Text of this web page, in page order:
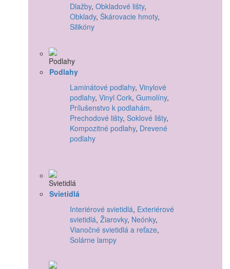
Dlažby, Obkladové lišty,
Obklady, Škárovacie hmoty,
Silikóny
Podlahy
Laminátové podlahy, Vinylové
podlahy, Vinyl Cork, Gumolíny,
Prílušenstvo k podlahám,
Prechodové lišty, Soklové lišty,
Kompozitné podlahy, Drevené
podlahy
Svietidlá
Interiérové svietidlá, Exteriérové
svietidlá, Žiarovky, Neónky,
Vianočné svietidlá a reťaze,
Solárne lampy